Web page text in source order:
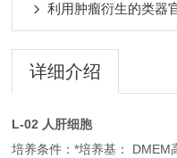
利用肿瘤衍生的类器
详细介绍
L-02 人肝细胞
培养条件：*培养基： DMEM